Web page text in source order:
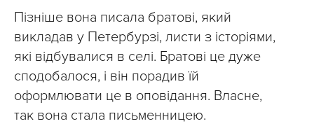
Пізніше вона писала братові, який
викладав у Петербурзі, листи з історіями,
які відбувалися в селі. Братові це дуже
сподобалося, і він порадив їй
оформлювати це в оповідання. Власне,
так вона стала письменницею.